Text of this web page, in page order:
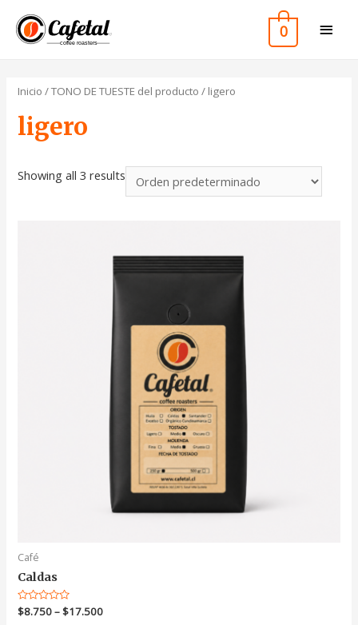
0
Inicio / TONO DE TUESTE del producto / ligero
ligero
Showing all 3 results
Café
Caldas
Valorado
en
$8.750–$17.500